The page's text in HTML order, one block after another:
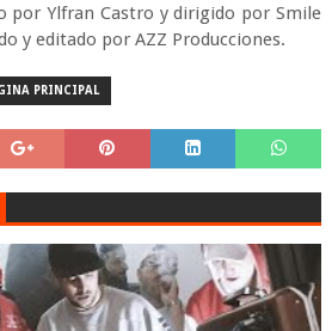
por Ylfran Castro y dirigido por Smile
y editado por AZZ Producciones.
PRINCIPAL